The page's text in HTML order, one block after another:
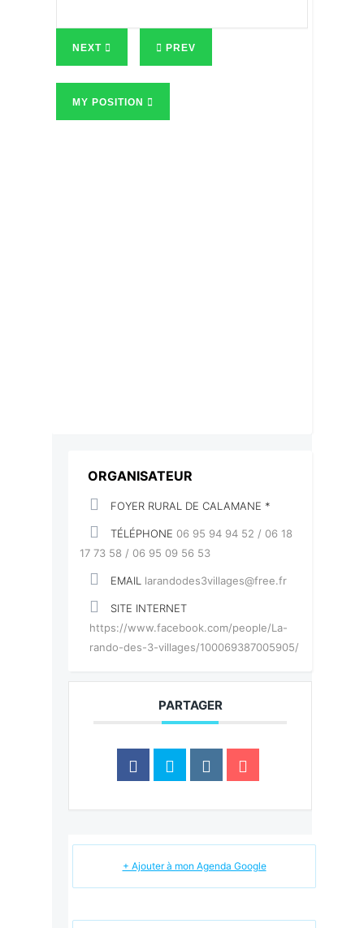
NEXT PREV
MY POSITION
ORGANISATEUR
FOYER RURAL DE CALAMANE *
TÉLÉPHONE 06 95 94 94 52 / 06 18
17 73 58 / 06 95 09 56 53
EMAIL larandodes3villages@free.fr
SITE INTERNET
https://www.facebook.com/people/La-
rando-des-3-villages/100069387005905/
PARTAGER
+ Ajouter à mon Agenda Google